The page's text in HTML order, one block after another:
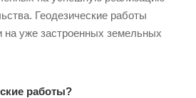
Геодезические работы
на уже застроенных земельных
работы?